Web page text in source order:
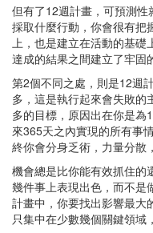
但有了12週計畫，可預測
採取什麼行動，你會很有把
上，也是建立在活動的基
達成的結果之間建立了牢固
第2個不同之處，則是12週
多，這是執行起來會失敗的
多的目標，原因出在你是為
來365天之內實現的所有事
終你會分身乏術，力量分散
機會總是比你能有效抓住的
幾件事上表現出色，而不是
計畫中，你要找出影響最大
只集中在少數幾個關鍵領域